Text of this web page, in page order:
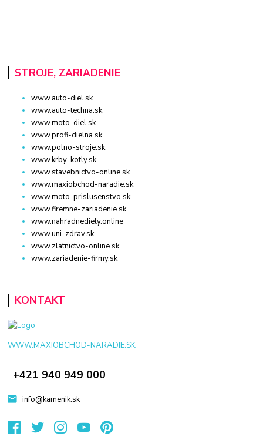
STROJE, ZARIADENIE
www.auto-diel.sk
www.auto-techna.sk
www.moto-diel.sk
www.profi-dielna.sk
www.polno-stroje.sk
www.krby-kotly.sk
www.stavebnictvo-online.sk
www.maxiobchod-naradie.sk
www.moto-prislusenstvo.sk
www.firemne-zariadenie.sk
www.nahradnediely.online
www.uni-zdrav.sk
www.zlatnictvo-online.sk
www.zariadenie-firmy.sk
KONTAKT
WWW.MAXIOBCHOD-NARADIE.SK
+421 940 949 000
info@kamenik.sk